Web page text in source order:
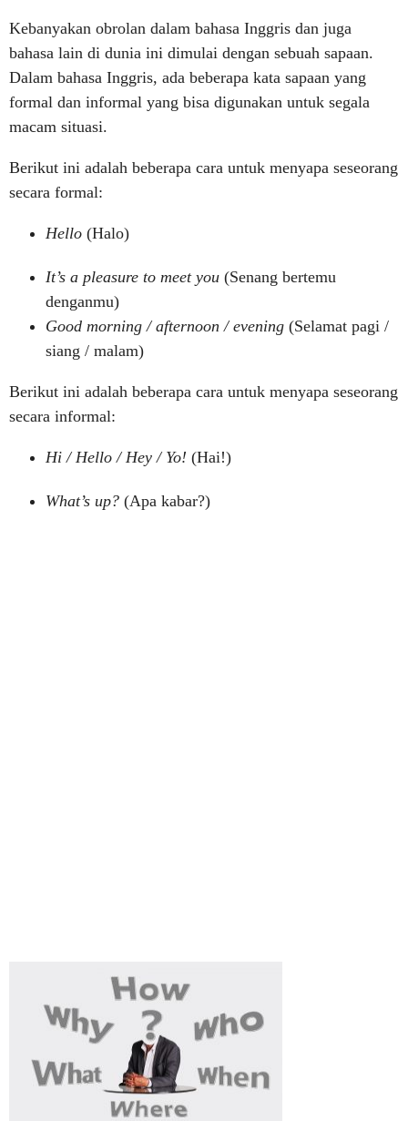
Kebanyakan obrolan dalam bahasa Inggris dan juga
bahasa lain di dunia ini dimulai dengan sebuah sapaan.
Dalam bahasa Inggris, ada beberapa kata sapaan yang
formal dan informal yang bisa digunakan untuk segala
macam situasi.
Berikut ini adalah beberapa cara untuk menyapa seseorang
secara formal:
Hello (Halo)
It’s a pleasure to meet you (Senang bertemu
denganmu)
Good morning / afternoon / evening (Selamat pagi /
siang / malam)
Berikut ini adalah beberapa cara untuk menyapa seseorang
secara informal:
Hi / Hello / Hey / Yo! (Hai!)
What’s up? (Apa kabar?)